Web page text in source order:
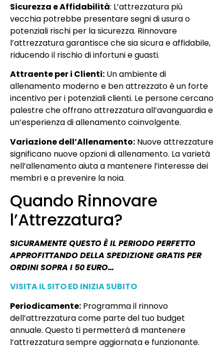
Sicurezza e Affidabilità: L’attrezzatura più
vecchia potrebbe presentare segni di usura o
potenziali rischi per la sicurezza. Rinnovare
l’attrezzatura garantisce che sia sicura e affidabile,
riducendo il rischio di infortuni e guasti.
Attraente per i Clienti: Un ambiente di
allenamento moderno e ben attrezzato è un forte
incentivo per i potenziali clienti. Le persone cercano
palestre che offrano attrezzatura all’avanguardia e
un’esperienza di allenamento coinvolgente.
Variazione dell’Allenamento: Nuove attrezzature
significano nuove opzioni di allenamento. La varietà
nell’allenamento aiuta a mantenere l’interesse dei
membri e a prevenire la noia.
Quando Rinnovare
l’Attrezzatura?
SICURAMENTE QUESTO È IL PERIODO PERFETTO
APPROFITTANDO DELLA SPEDIZIONE GRATIS PER
ORDINI SOPRA I 50 EURO…
VISITA IL SITO ED INIZIA SUBITO
Periodicamente: Programma il rinnovo
dell’attrezzatura come parte del tuo budget
annuale. Questo ti permetterà di mantenere
l’attrezzatura sempre aggiornata e funzionante.